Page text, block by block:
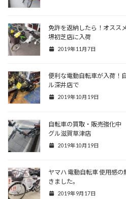
免許を返納したら！オスス
堺初芝店に入荷
2019年11月7日
便利な電動自転車が入荷！
ル深井店で
2019年10月19日
自転車の買取・販売強化中
グル滋賀草津店
2019年10月19日
ヤマハ 電動自転車 使用感
きました。
2019年9月17日